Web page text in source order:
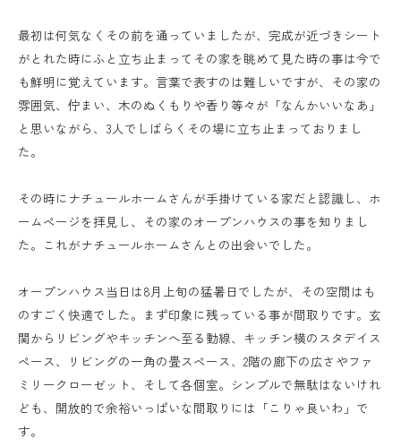
最初は何気なくその前を通っていましたが、完成が近づきシート
がとれた時にふと立ち止まってその家を眺めて見た時の事は今で
も鮮明に覚えています。言葉で表すのは難しいですが、その家の
雰囲気、佇まい、木のぬくもりや香り等々が「なんかいいなあ」
と思いながら、3人でしばらくその場に立ち止まっておりまし
た。
その時にナチュールホームさんが手掛けている家だと認識し、ホ
ームページを拝見し、その家のオープンハウスの事を知りまし
た。これがナチュールホームさんとの出会いでした。
オープンハウス当日は8月上旬の猛暑日でしたが、その空間はも
のすごく快適でした。まず印象に残っている事が間取りです。玄
関からリビングやキッチンへ至る動線、キッチン横のスタデイス
ペース、リビングの一角の畳スペース、2階の廊下の広さやファ
ミリークローゼット、そして各個室。シンプルで無駄はないけれ
ども、開放的で余裕いっぱいな間取りには「こりゃ良いわ」で
す。